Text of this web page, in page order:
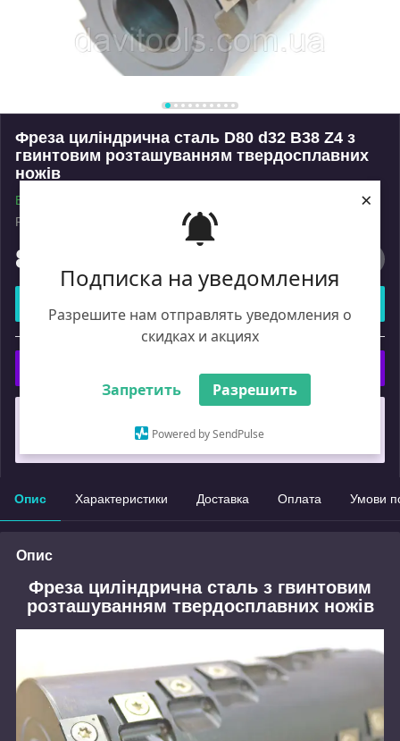
Подписка на уведомления
Разрешите нам отправлять уведомления о
скидках и акциях
Запретить Разрешить
Powered by SendPulse
×
Фреза циліндрична сталь D80 d32 В38 Z4 з
гвинтовим розташуванням твердосплавних
ножів
В наявності
Роздріб
8 415
або
Замовлення під захистом
Опис Характеристики Доставка Оплата Умови
Опис
Фреза циліндрична сталь з гвинтовим
розташуванням твердосплавних ножів